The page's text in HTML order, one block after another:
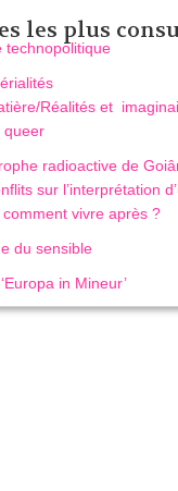
les plus
technopolitique
Réalités et
queer
radioactive de
sur l’interprétation
vivre après ?
du sensible
in Mineur’